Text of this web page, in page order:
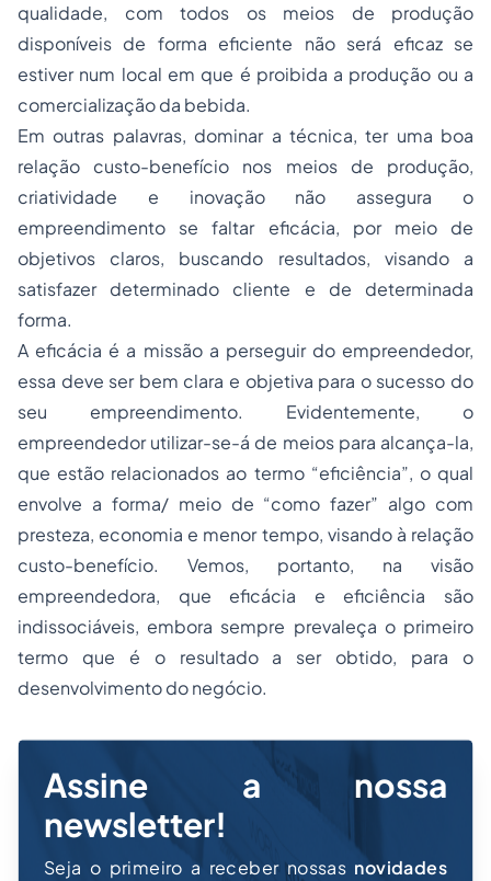
qualidade, com todos os meios de produção
disponíveis de forma eficiente não será eficaz se
estiver num local em que é proibida a produção ou a
comercialização da bebida.
Em outras palavras, dominar a técnica, ter uma boa
relação custo-benefício nos meios de produção,
criatividade e inovação não assegura o
empreendimento se faltar eficácia, por meio de
objetivos claros, buscando resultados, visando a
satisfazer determinado cliente e de determinada
forma.
A eficácia é a missão a perseguir do empreendedor,
essa deve ser bem clara e objetiva para o sucesso do
seu empreendimento. Evidentemente, o
empreendedor utilizar-se-á de meios para alcança-la,
que estão relacionados ao termo “eficiência”, o qual
envolve a forma/ meio de “como fazer” algo com
presteza, economia e menor tempo, visando à relação
custo-benefício. Vemos, portanto, na visão
empreendedora, que eficácia e eficiência são
indissociáveis, embora sempre prevaleça o primeiro
termo que é o resultado a ser obtido, para o
desenvolvimento do negócio.
Assine a nossa
newsletter!
Seja o primeiro a receber nossas novidades